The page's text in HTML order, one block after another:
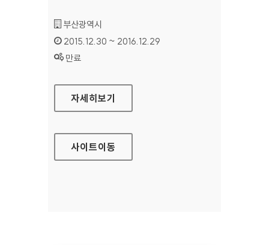
기관명 :
부산광역시
인증기간 :
2015.12.30 ~ 2016.12.29
상태 :
만료
부산스토리텔링원형정보관리시스템 홈페이지
자세히보기
사이트이동